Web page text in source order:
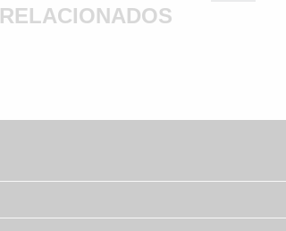
RELACIONADOS